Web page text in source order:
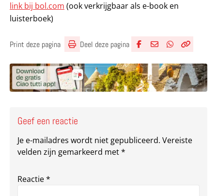
link bij bol.com (ook verkrijgbaar als e-book en
luisterboek)
Print deze pagina Deel deze pagina
Geef een reactie
Je e-mailadres wordt niet gepubliceerd. Vereiste
velden zijn gemarkeerd met*
Reactie*